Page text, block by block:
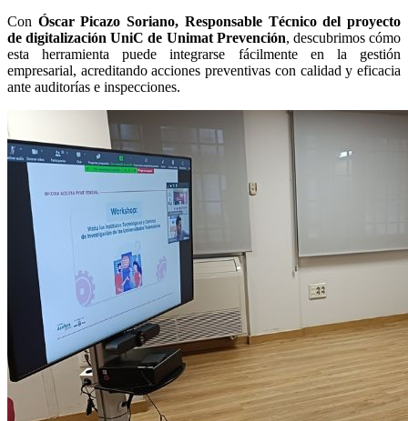
Con Óscar Picazo Soriano, Responsable Técnico del proyecto
de digitalización UniC de Unimat Prevención, descubrimos cómo
esta herramienta puede integrarse fácilmente en la gestión
empresarial, acreditando acciones preventivas con calidad y eficacia
ante auditorías e inspecciones.